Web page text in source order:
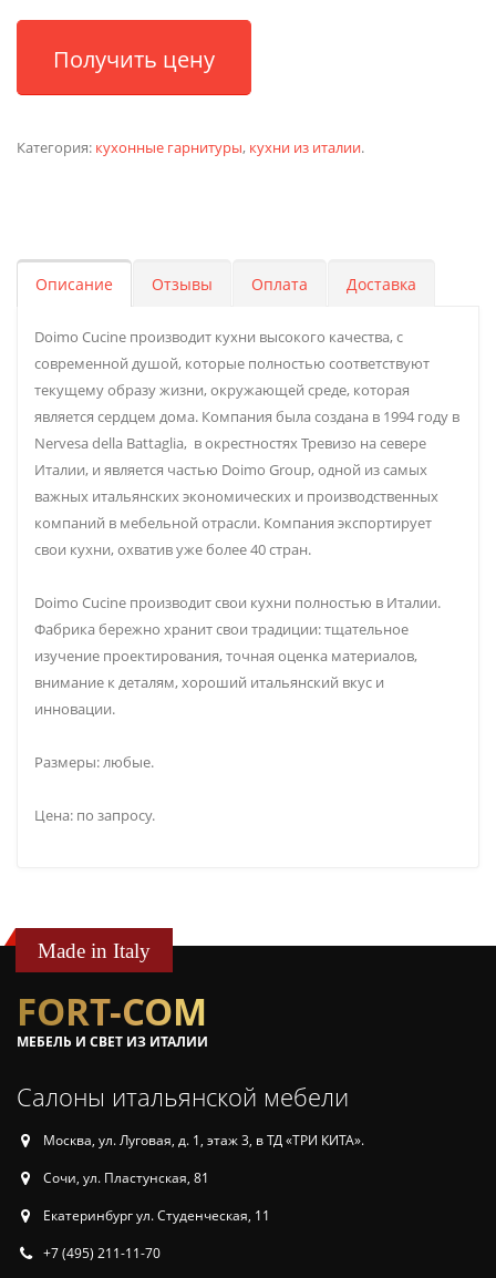
Получить цену
Категория: кухонные гарнитуры, кухни из италии.
Описание Отзывы Оплата Доставка
Doimo Cucine производит кухни высокого качества, с
современной душой, которые полностью соответствуют
текущему образу жизни, окружающей среде, которая
является сердцем дома. Компания была создана в 1994 году в
Nervesa della Battaglia, в окрестностях Тревизо на севере
Италии, и является частью Doimo Group, одной из самых
важных итальянских экономических и производственных
компаний в мебельной отрасли. Компания экспортирует
свои кухни, охватив уже более 40 стран.
Doimo Cucine производит свои кухни полностью в Италии.
Фабрика бережно хранит свои традиции: тщательное
изучение проектирования, точная оценка материалов,
внимание к деталям, хороший итальянский вкус и
инновации.
Размеры: любые.
Цена: по запросу.
Made in Italy
FORT-COM
МЕБЕЛЬ И СВЕТ ИЗ ИТАЛИИ
Салоны итальянской мебели
Москва, ул. Луговая, д. 1, этаж 3, в ТД «ТРИ КИТА».
Сочи, ул. Пластунская, 81
Екатеринбург ул. Студенческая, 11
+7 (495) 211-11-70